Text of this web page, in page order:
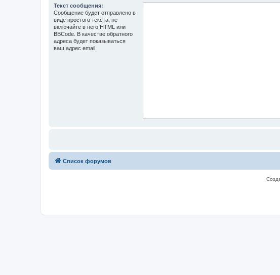
Текст сообщения:
Сообщение будет отправлено в
виде простого текста, не
включайте в него HTML или
BBCode. В качестве обратного
адреса будет показываться
ваш адрес email.
Список форумов